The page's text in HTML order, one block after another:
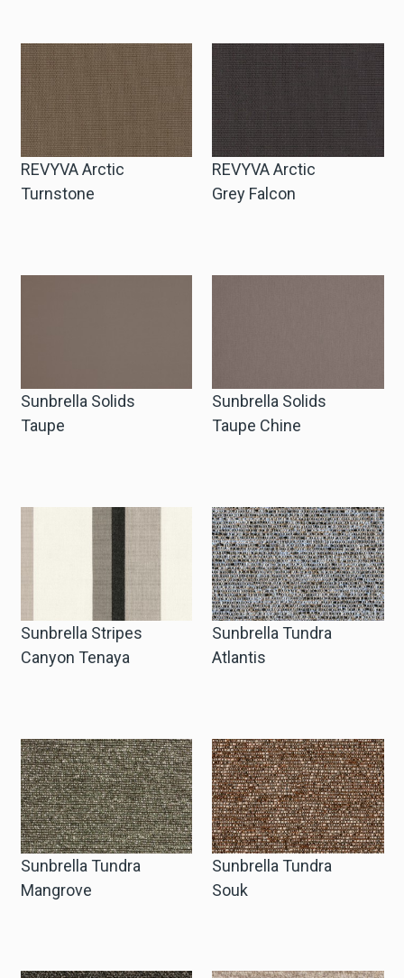
REVYVA Arctic
Turnstone
REVYVA Arctic
Grey Falcon
Sunbrella Solids
Taupe
Sunbrella Solids
Taupe Chine
Sunbrella Stripes
Canyon Tenaya
Sunbrella Tundra
Atlantis
Sunbrella Tundra
Mangrove
Sunbrella Tundra
Souk